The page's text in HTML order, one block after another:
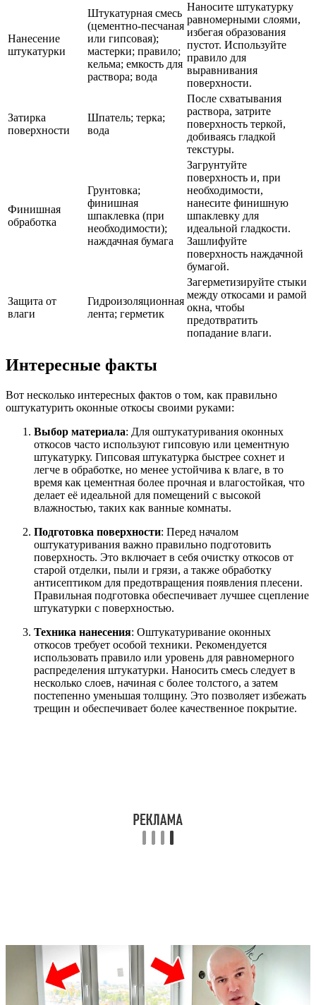
Нанесение
штукатурки
Штукатурная смесь
(цементно-песчаная
или гипсовая);
мастерки; правило;
кельма; емкость для
раствора; вода
Наносите штукатурку
равномерными слоями,
избегая образования
пустот. Используйте
правило для
выравнивания
поверхности.
Затирка
поверхности
Шпатель; терка;
вода
После схватывания
раствора, затрите
поверхность теркой,
добиваясь гладкой
текстуры.
Финишная
обработка
Грунтовка;
финишная
шпаклевка (при
необходимости);
наждачная бумага
Загрунтуйте
поверхность и, при
необходимости,
нанесите финишную
шпаклевку для
идеальной гладкости.
Зашлифуйте
поверхность наждачной
бумагой.
Защита от
влаги
Гидроизоляционная
лента; герметик
Загерметизируйте стыки
между откосами и рамой
окна, чтобы
предотвратить
попадание влаги.
Интересные факты
Вот несколько интересных фактов о том, как правильно
оштукатурить оконные откосы своими руками:
Выбор материала: Для оштукатуривания оконных
откосов часто используют гипсовую или цементную
штукатурку. Гипсовая штукатурка быстрее сохнет и
легче в обработке, но менее устойчива к влаге, в то
время как цементная более прочная и влагостойкая, что
делает её идеальной для помещений с высокой
влажностью, таких как ванные комнаты.
Подготовка поверхности: Перед началом
оштукатуривания важно правильно подготовить
поверхность. Это включает в себя очистку откосов от
старой отделки, пыли и грязи, а также обработку
антисептиком для предотвращения появления плесени.
Правильная подготовка обеспечивает лучшее сцепление
штукатурки с поверхностью.
Техника нанесения: Оштукатуривание оконных
откосов требует особой техники. Рекомендуется
использовать правило или уровень для равномерного
распределения штукатурки. Наносить смесь следует в
несколько слоев, начиная с более толстого, а затем
постепенно уменьшая толщину. Это позволяет избежать
трещин и обеспечивает более качественное покрытие.